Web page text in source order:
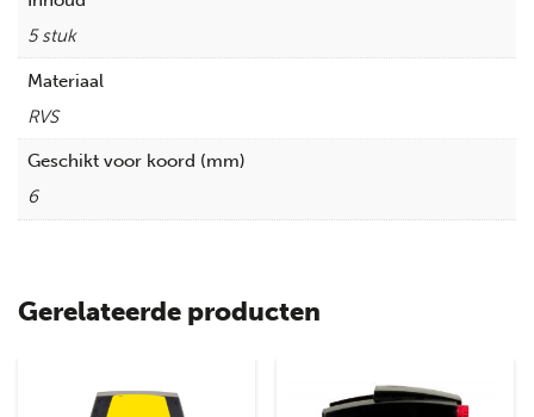
5 stuk
Materiaal
RVS
Geschikt voor koord (mm)
6
Gerelateerde producten